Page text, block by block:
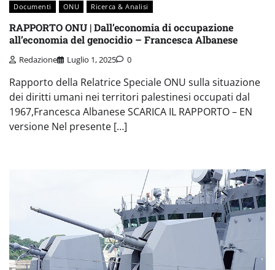
Documenti ONU Ricerca & Analisi
RAPPORTO ONU | Dall’economia di occupazione
all’economia del genocidio – Francesca Albanese
Redazione Luglio 1, 2025 0
Rapporto della Relatrice Speciale ONU sulla situazione
dei diritti umani nei territori palestinesi occupati dal
1967,Francesca Albanese SCARICA IL RAPPORTO – EN
versione Nel presente […]